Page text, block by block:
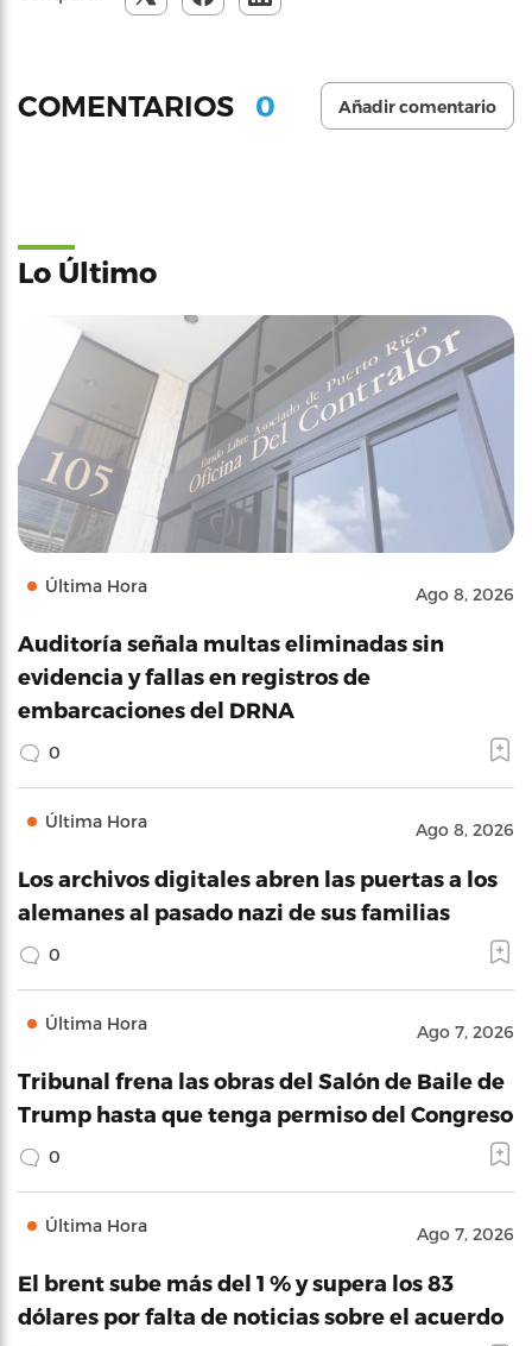
COMENTARIOS 0 Añadir comentario
Lo Último
Última Hora Ago 8, 2026
Auditoría señala multas eliminadas sin
evidencia y fallas en registros de
embarcaciones del DRNA
0
Última Hora Ago 8, 2026
Los archivos digitales abren las puertas a los
alemanes al pasado nazi de sus familias
0
Última Hora Ago 7, 2026
Tribunal frena las obras del Salón de Baile de
Trump hasta que tenga permiso del Congreso
0
Última Hora Ago 7, 2026
El brent sube más del 1 % y supera los 83
dólares por falta de noticias sobre el acuerdo